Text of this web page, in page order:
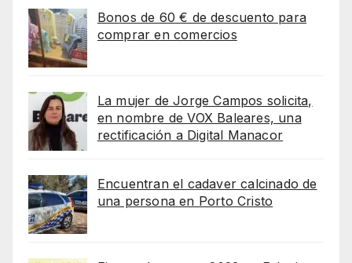
Bonos de 60 € de descuento para
comprar en comercios
La mujer de Jorge Campos solicita,
en nombre de VOX Baleares, una
rectificación a Digital Manacor
Encuentran el cadaver calcinado de
una persona en Porto Cristo